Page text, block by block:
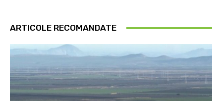
ARTICOLE RECOMANDATE